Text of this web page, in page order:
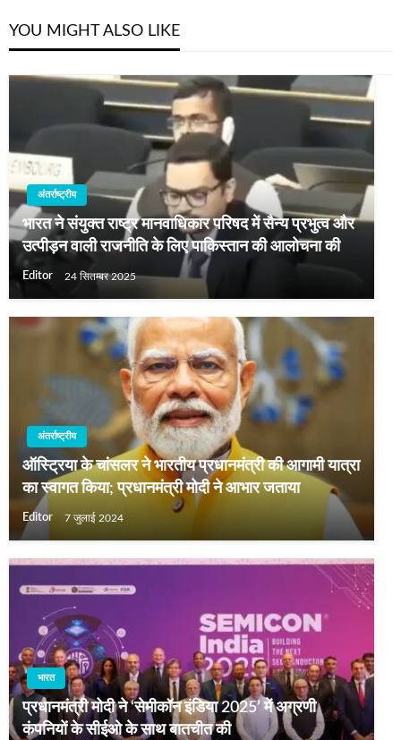
YOU MIGHT ALSO LIKE
अंतर्राष्ट्रीय
भारत ने संयुक्त राष्ट्र मानवाधिकार परिषद में सैन्य प्रभुत्व और
उत्पीड़न वाली राजनीति के लिए पाकिस्तान की आलोचना की
Editor 24 सितम्बर 2025
अंतर्राष्ट्रीय
ऑस्ट्रिया के चांसलर ने भारतीय प्रधानमंत्री की आगामी यात्रा
का स्वागत किया; प्रधानमंत्री मोदी ने आभार जताया
Editor 7 जुलाई 2024
भारत
प्रधानमंत्री मोदी ने ‘सेमीकॉन इंडिया 2025’ में अग्रणी
कंपनियों के सीईओ के साथ बातचीत की